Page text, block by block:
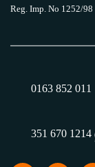
Reg. Imp. No 1252/98
0163 852 011
351 670 1214